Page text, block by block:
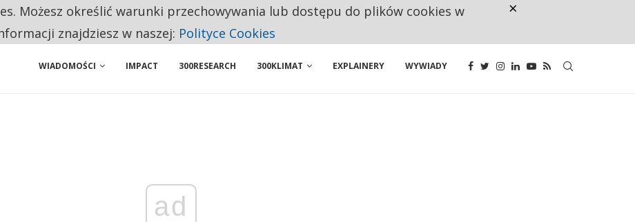
PRZEMYSŁ. NA LIŚCIE SĄ DWA PODMIOTY Z POLSKI
WIADOMOŚCI IMPACT 300RESEARCH 300KLIMAT EXPLAINERY WYWIADY
ad
Możesz określić warunki przechowywania lub dostępu do plików cookies w
znajdziesz w naszej: Polityce Cookies
×